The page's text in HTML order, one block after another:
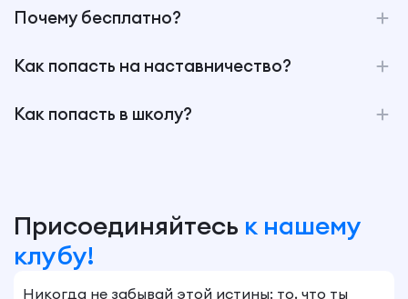
Почему бесплатно?
Как попасть на наставничество?
Как попасть в школу?
Присоединяйтесь к нашему
клубу!
Никогда не забывай этой истины: то, что ты